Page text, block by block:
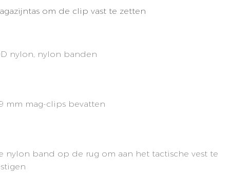
om de clip vast te zetten
nylon, nylon banden
mm mag-clips bevatten
nylon band op de rug om aan het tactische vest te